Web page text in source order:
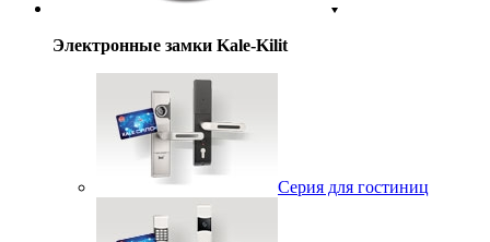
Электронные замки Kale-Kilit
Серия для гостиниц